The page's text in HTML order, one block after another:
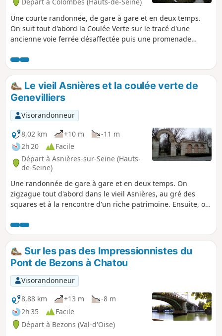
Une courte randonnée, de gare à gare et en deux temps.
On suit tout d'abord la Coulée Verte sur le tracé d'une
ancienne voie ferrée désaffectée puis une promenade
parcourt les rues et les ruelles à la découverte d'une
architecture résidentielle diversifiée.
Le vieil Asnières et la coulée verte de
Genevilliers
Visorandonneur
8,02 km
+10 m
-11 m
2h 20
Facile
Départ à Asnières-sur-Seine (Hauts-
de-Seine)
Une randonnée de gare à gare et en deux temps. On
zigzague tout d'abord dans le vieil Asnières, au gré des
squares et à la rencontre d'un riche patrimoine. Ensuite, on
faufile dans un cadre très urbanisé.
Sur les pas des Impressionnistes du
Pont de Bezons à Chatou
Visorandonneur
8,88 km
+13 m
-8 m
2h 35
Facile
Départ à Bezons (Val-d'Oise)